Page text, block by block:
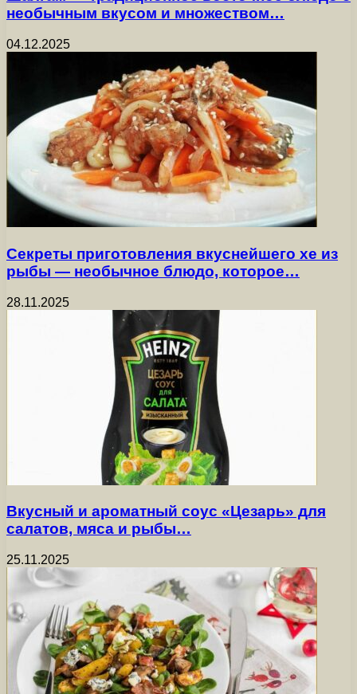
необычным вкусом и множеством…
04.12.2025
Секреты приготовления вкуснейшего хе из
рыбы — необычное блюдо, которое…
28.11.2025
Вкусный и ароматный соус «Цезарь» для
салатов, мяса и рыбы…
25.11.2025